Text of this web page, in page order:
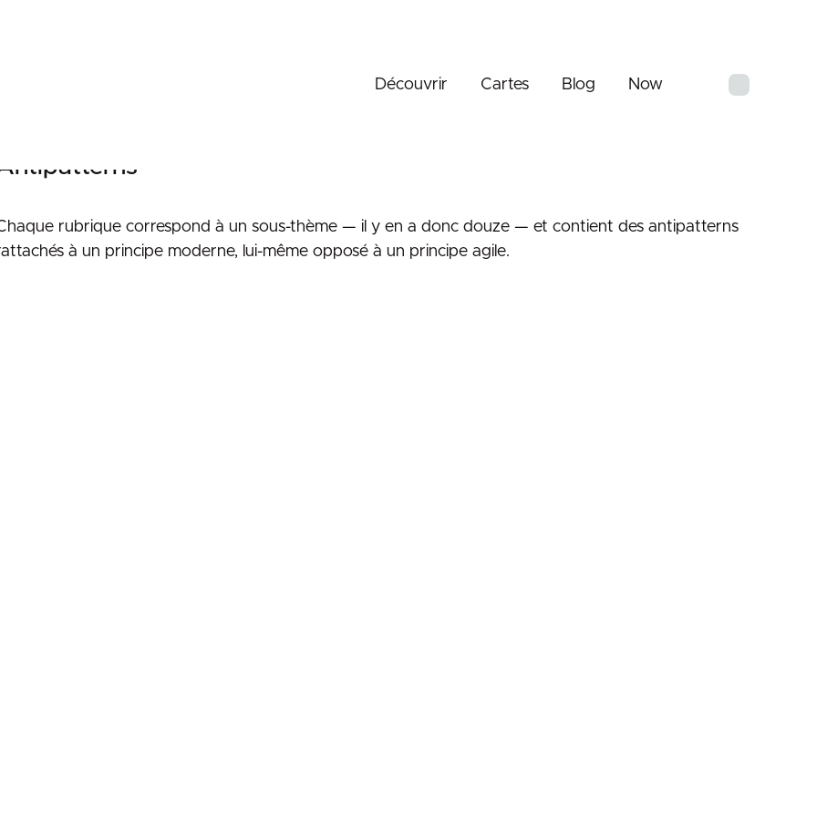
Découvrir Cartes Blog Now
rubrique correspond à un sous-thème — il y en a donc douze — et contient des antipatterns
à un principe moderne, lui-même opposé à un principe agile.